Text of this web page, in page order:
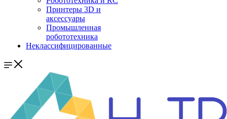
Принтеры 3D и
аксессуары
Промышленная
робототехника
Неклассифицированные